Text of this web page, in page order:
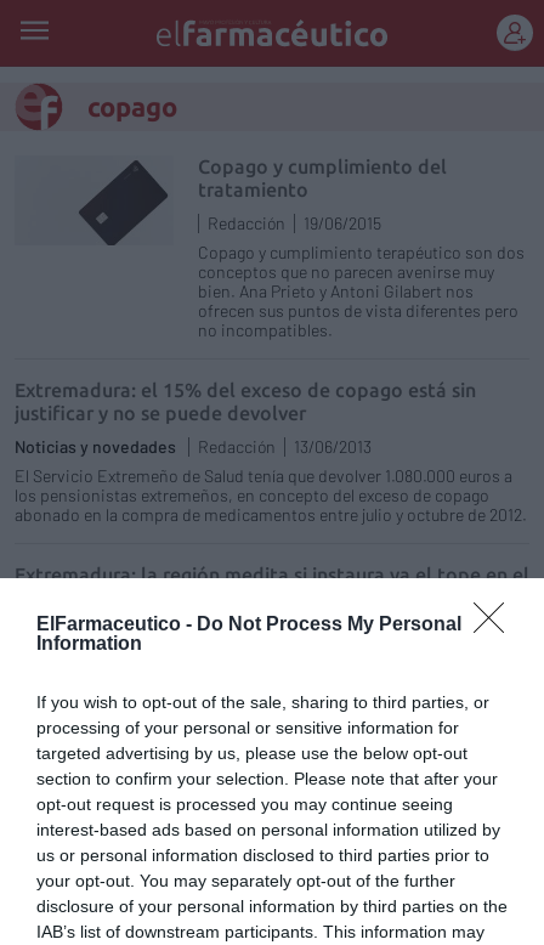
ElFarmaceutico - Do Not Process My Personal
Information
If you wish to opt-out of the sale, sharing to third parties, or
processing of your personal or sensitive information for
targeted advertising by us, please use the below opt-out
section to confirm your selection. Please note that after your
opt-out request is processed you may continue seeing
interest-based ads based on personal information utilized by
us or personal information disclosed to third parties prior to
your opt-out. You may separately opt-out of the further
disclosure of your personal information by third parties on the
IAB’s list of downstream participants. This information may
copago
Copago y cumplimiento del
tratamiento
Redacción
19/06/2015
Copago y cumplimiento terapéutico son dos
conceptos que no parecen avenirse muy
bien. Ana Prieto y Antoni Gilabert nos
ofrecen sus puntos de vista diferentes pero
no incompatibles.
Extremadura: el 15% del exceso de copago está sin
justificar y no se puede devolver
Noticias y novedades Redacción
13/06/2013
El Servicio Extremeño de Salud tenía que devolver 1.080.000 euros a
los pensionistas extremeños, en concepto del exceso de copago
abonado en la compra de medicamentos entre julio y octubre de 2012.
Extremadura: la región medita si instaura ya el tope en el
Noticias y novedades Redacción
23/03/2013
pensionistas al sistema de aportación farmacéutica.
Extremadura: a la espera de los nuevos tramos en el
copago farmacéutico
Noticias y novedades Redacción
07/02/2013
El Gobierno de Extremadura implantará el nuevo sistema de topes
para que los pensionistas no paguen de más en las farmacias cuando
el Ejecutivo central establezca los nuevos tramos en la escala del
copago que va desde los 18.000 euros a los 100.000 euros.